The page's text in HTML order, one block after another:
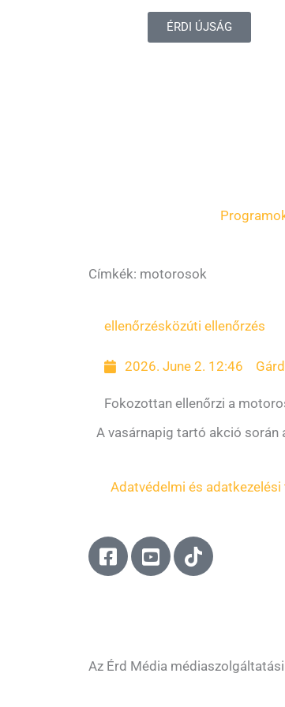
ÉRDI ÚJSÁG
Címkék: motorosok
ellenőrzésközúti ellenőrzés
2026. June 2. 12:46
Fokozottan ellenőrzi a
A vasárnapig tartó akció
Adatvédelmi és
F
a
o
Y
o
e
T
i
Az Érd Média